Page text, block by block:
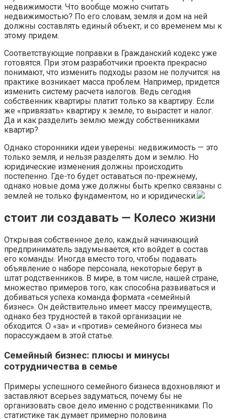
недвижимости. Что вообще можно считать
недвижимостью? По его словам, земля и дом на ней
должны составлять единый объект, и со временем мы к
этому придем.
Соответствующие поправки в Гражданский кодекс уже
готовятся. При этом разработчики проекта прекрасно
понимают, что изменить подходы разом не получится: на
практике возникает масса проблем. Например, придется
изменить систему расчета налогов. Ведь сегодня
собственник квартиры платит только за квартиру. Если
же «привязать» квартиру к земле, то вырастет и налог.
Да и как разделить землю между собственниками
квартир?
Однако сторонники идеи уверены: недвижимость — это
только земля, и нельзя разделять дом и землю. Но
юридические изменения должны происходить
постепенно. Где-то будет оставаться по-прежнему,
однако новые дома уже должны быть крепко связаны с
землей не только фундаментом, но и юридически.
стоит ли создавать — Колесо жизни
Открывая собственное дело, каждый начинающий
предприниматель задумывается, кто войдет в состав
его команды. Иногда вместо того, чтобы подавать
объявление о наборе персонала, некоторые берут в
штат родственников. В мире, в том числе, нашей стране,
множество примеров того, как способна развиваться и
добиваться успеха команда формата «семейный
бизнес». Он действительно имеет массу преимуществ,
однако без трудностей в такой организации не
обходится. О «за» и «против» семейного бизнеса мы
порассуждаем в этой статье.
Семейный бизнес: плюсы и минусы
сотрудничества в семье
Примеры успешного семейного бизнеса вдохновляют и
заставляют всерьез задуматься, почему бы не
организовать свое дело именно с родственниками. По
статистике так думает примерно половина